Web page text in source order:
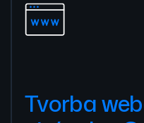
Tvorba